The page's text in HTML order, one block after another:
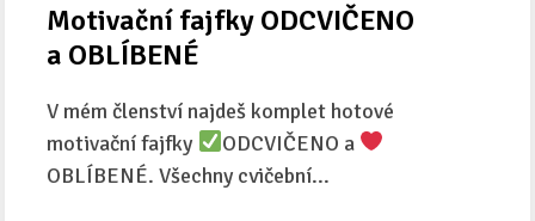
Motivační fajfky ODCVIČENO
a OBLÍBENÉ
V mém členství najdeš komplet hotové
motivační fajfky
ODCVIČENO a
OBLÍBENÉ. Všechny cvičební...